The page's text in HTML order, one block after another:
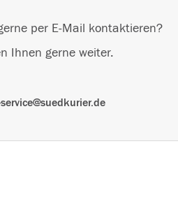
per E-Mail kontaktieren?
Ihnen gerne weiter.